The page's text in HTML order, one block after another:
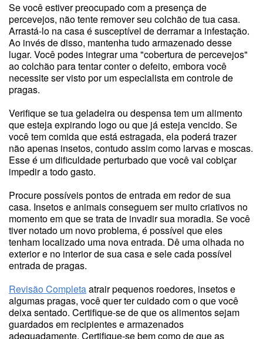
Se você estiver preocupado com a presença de
percevejos, não tente remover seu colchão de tua casa.
Arrastá-lo na casa é susceptível de derramar a infestação.
Ao invés de disso, mantenha tudo armazenado desse
lugar. Você podes integrar uma "cobertura de percevejos"
ao colchão para tentar conter o defeito, embora você
necessite ser visto por um especialista em controle de
pragas.
Verifique se tua geladeira ou despensa tem um alimento
que esteja expirando logo ou que já esteja vencido. Se
você tem comida que está estragada, ela poderá trazer
não apenas insetos, contudo assim como larvas e moscas.
Esse é um dificuldade perturbado que você vai cobiçar
impedir a todo gasto.
Procure possíveis pontos de entrada em redor de sua
casa. Insetos e animais conseguem ser muito criativos no
momento em que se trata de invadir sua moradia. Se você
tiver notado um novo problema, é possível que eles
tenham localizado uma nova entrada. Dê uma olhada no
exterior e no interior de sua casa e sele cada possível
entrada de pragas.
Revisão Completaatrair pequenos roedores, insetos e
algumas pragas, você quer ter cuidado com o que você
deixa sentado. Certifique-se de que os alimentos sejam
guardados em recipientes e armazenados
adequadamente. Certifique-se bem como de que as